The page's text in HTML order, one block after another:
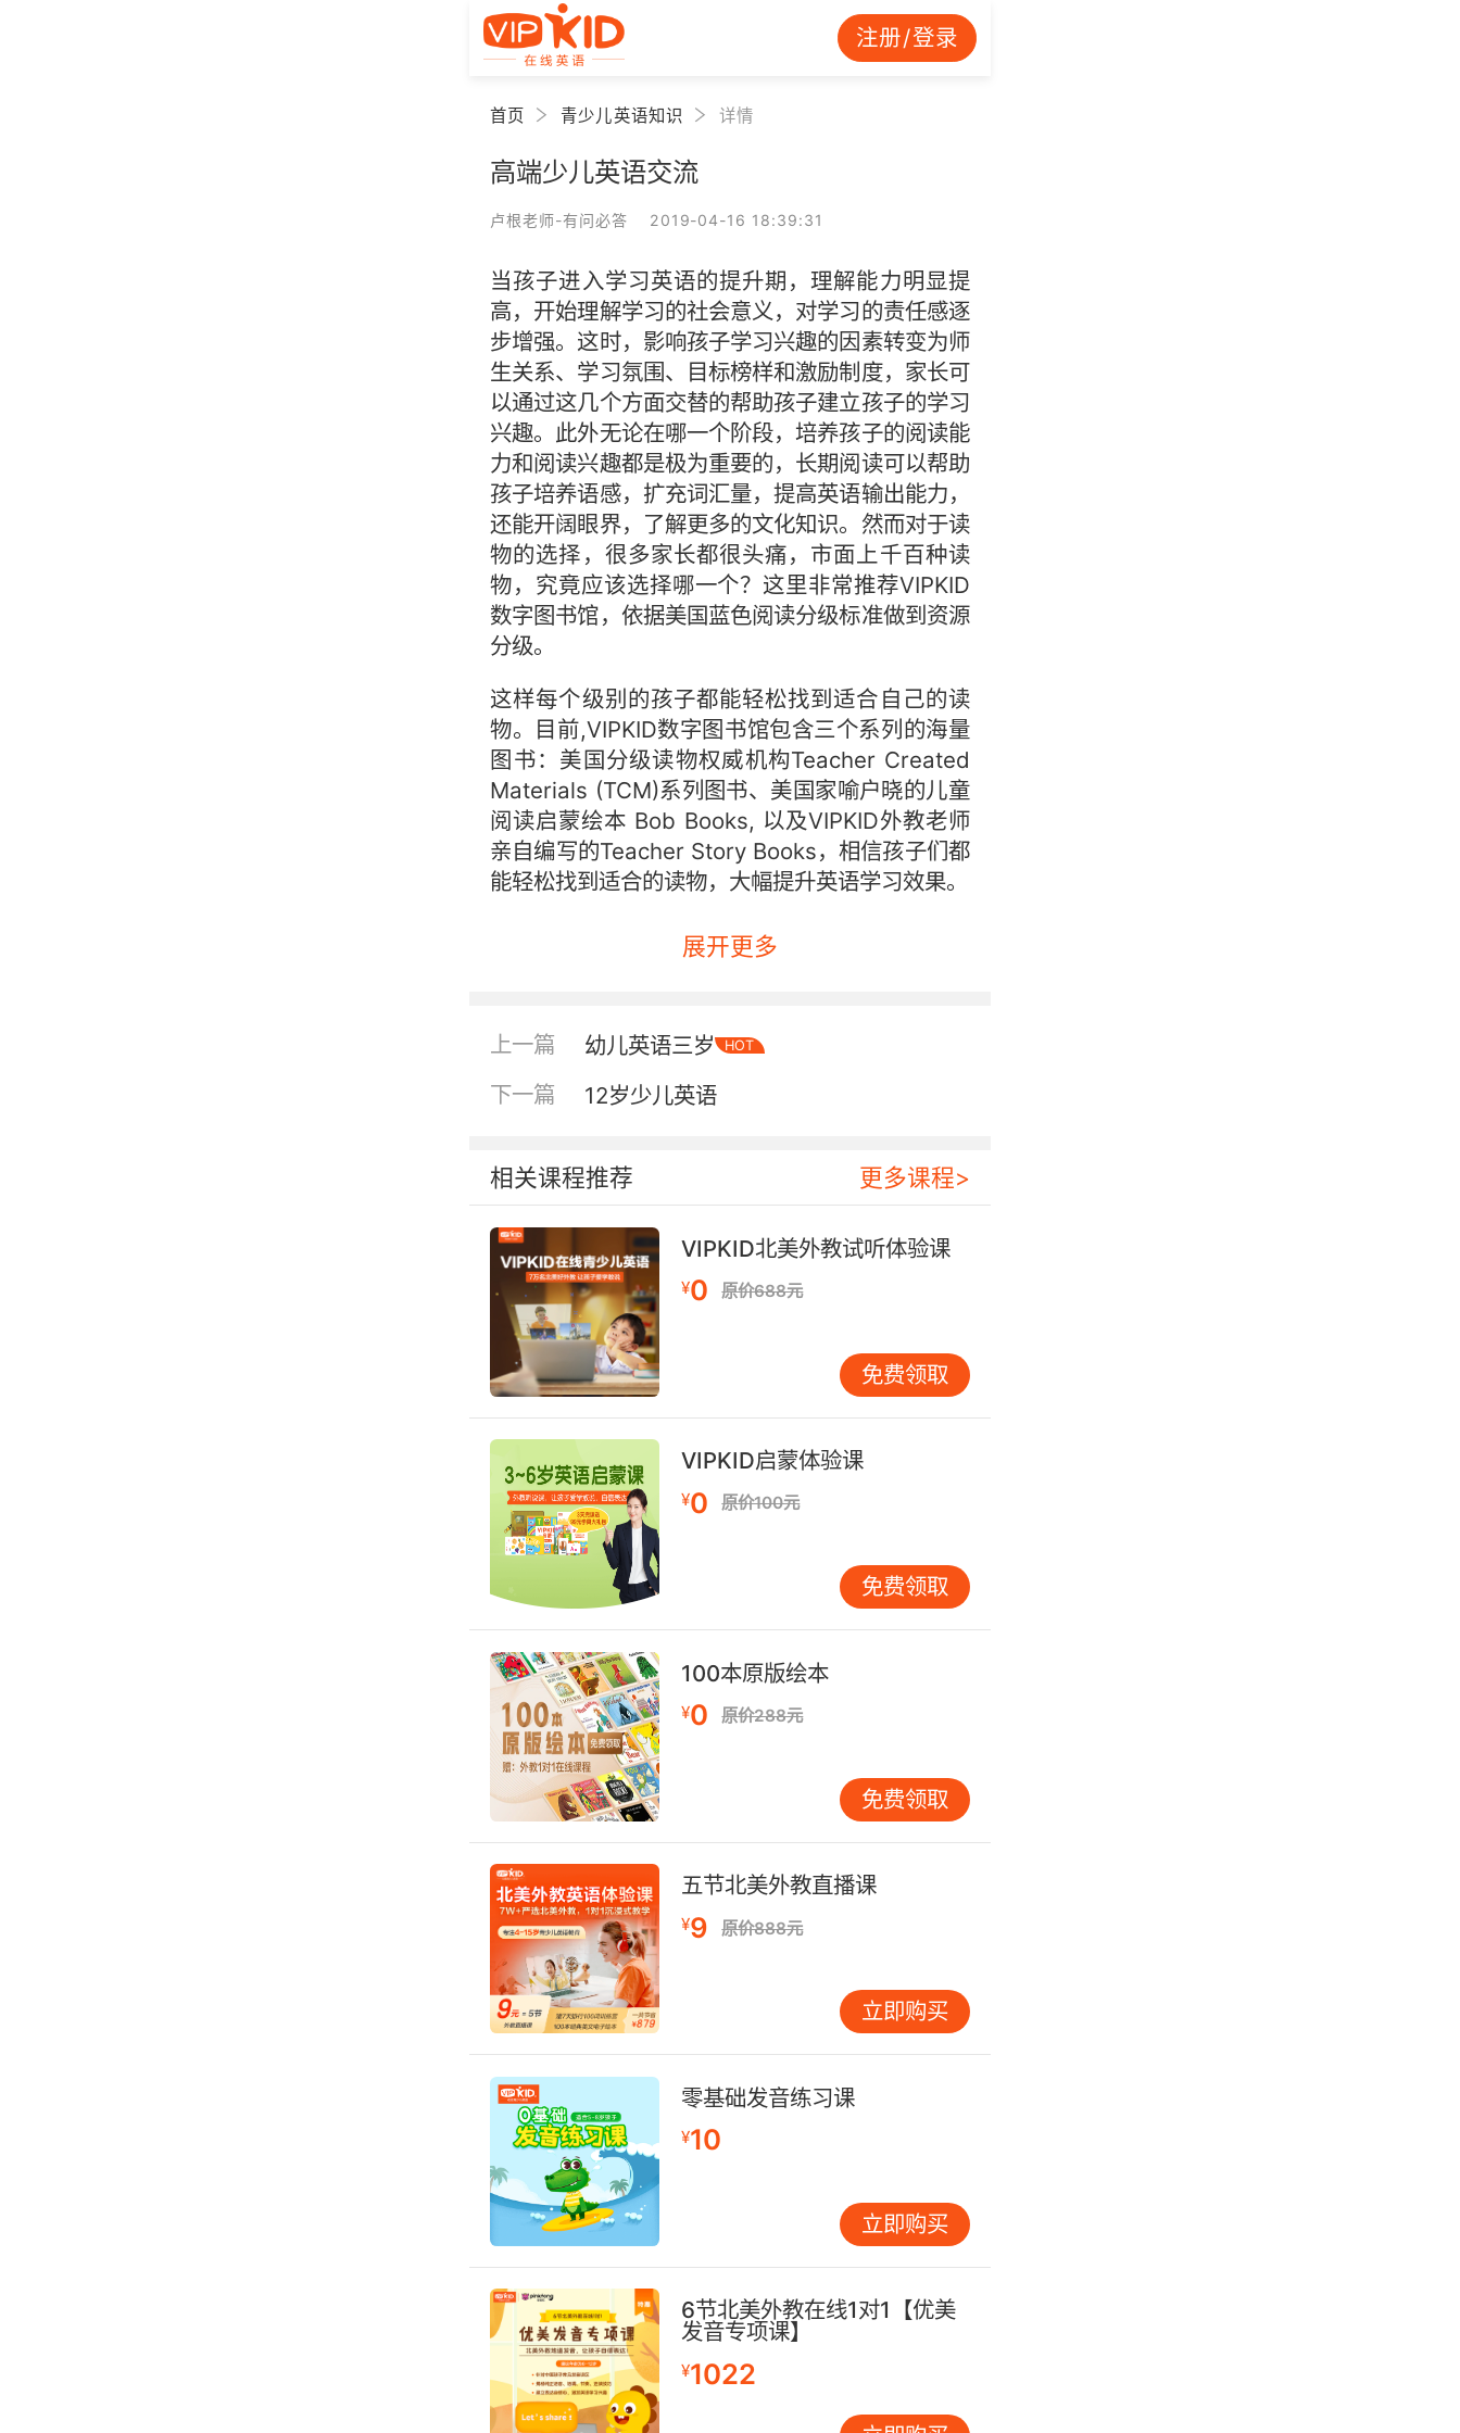
注册/登录
首页 青少儿英语知识 详情
高端少儿英语交流
卢根老师-有问必答 2019-04-16 18:39:31
当孩子进入学习英语的提升期，理解能力明显提
高，开始理解学习的社会意义，对学习的责任感逐
步增强。这时，影响孩子学习兴趣的因素转变为师
生关系、学习氛围、目标榜样和激励制度，家长可
以通过这几个方面交替的帮助孩子建立孩子的学习
兴趣。此外无论在哪一个阶段，培养孩子的阅读能
力和阅读兴趣都是极为重要的，长期阅读可以帮助
孩子培养语感，扩充词汇量，提高英语输出能力，
还能开阔眼界，了解更多的文化知识。然而对于读
物的选择，很多家长都很头痛，市面上千百种读
物，究竟应该选择哪一个？这里非常推荐VIPKID
数字图书馆，依据美国蓝色阅读分级标准做到资源
分级。
这样每个级别的孩子都能轻松找到适合自己的读
物。目前,VIPKID数字图书馆包含三个系列的海量
图书：美国分级读物权威机构Teacher Created
Materials (TCM)系列图书、美国家喻户晓的儿童
阅读启蒙绘本 Bob Books, 以及VIPKID外教老师
亲自编写的Teacher Story Books，相信孩子们都
能轻松找到适合的读物，大幅提升英语学习效果。
展开更多
上一篇 幼儿英语三岁 HOT
下一篇 12岁少儿英语
相关课程推荐 更多课程>
VIPKID北美外教试听体验课
¥0 原价688元
免费领取
VIPKID启蒙体验课
¥0 原价100元
免费领取
100本原版绘本
¥0 原价288元
免费领取
五节北美外教直播课
¥9 原价888元
立即购买
零基础发音练习课
¥10
立即购买
6节北美外教在线1对1【优美
发音专项课】
¥1022